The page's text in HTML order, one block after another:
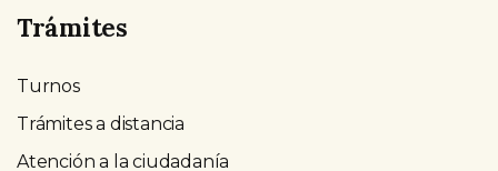
Trámites
Turnos
Trámites a distancia
Atención a la ciudadanía